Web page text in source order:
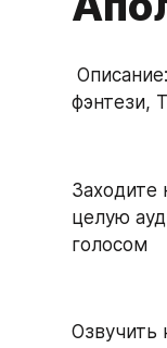
фэнтези,
Заходите
целую
голосом
Озвучить